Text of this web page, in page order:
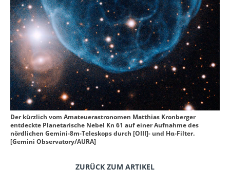
Der kürzlich vom Amateuerastronomen Matthias Kronberger
entdeckte Planetarische Nebel Kn 61 auf einer Aufnahme des
nördlichen Gemini-8m-Teleskops durch [OIII]- und Hα-Filter.
[Gemini Observatory/AURA]
ZURÜCK ZUM ARTIKEL